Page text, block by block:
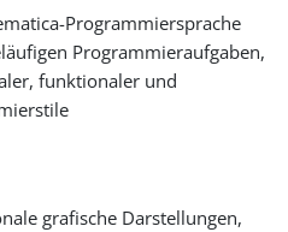
Programmiersprache
Programmieraufgaben,
funktionaler und
grafische Darstellungen,